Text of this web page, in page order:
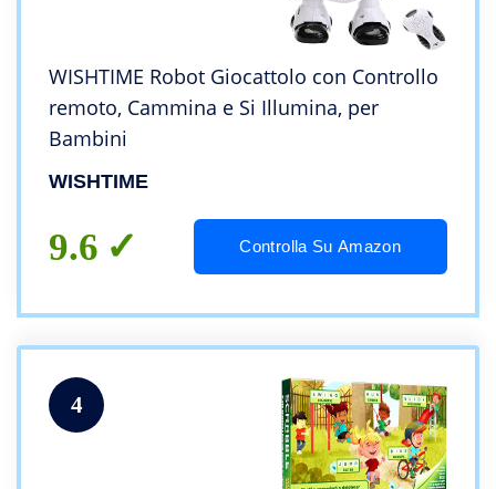
WISHTIME Robot Giocattolo con Controllo
remoto, Cammina e Si Illumina, per
Bambini
WISHTIME
9.6 Controlla Su Amazon
4